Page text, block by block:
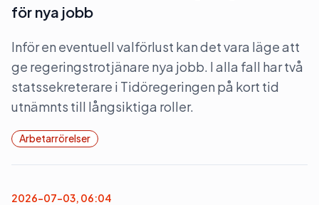
för nya jobb
Inför en eventuell valförlust kan det vara läge att
ge regeringstrotjänare nya jobb. I alla fall har två
statssekreterare i Tidöregeringen på kort tid
utnämnts till långsiktiga roller.
Arbetarrörelser
2026-07-03, 06:04